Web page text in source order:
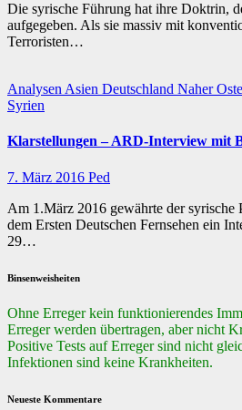
Die syrische Führung hat ihre Doktrin,
aufgegeben. Als sie massiv mit
Terroristen…
Analysen Asien Deutschland Naher
Syrien
Klarstellungen – ARD-Interview mit
7. März 2016 Ped
Am 1.März 2016 gewährte der syrische
dem Ersten Deutschen Fernsehen ein
29…
Binsenweisheiten
Ohne Erreger kein funktionierendes
Erreger werden übertragen, aber nicht
Positive Tests auf Erreger sind nicht
Infektionen sind keine Krankheiten.
Neueste Kommentare